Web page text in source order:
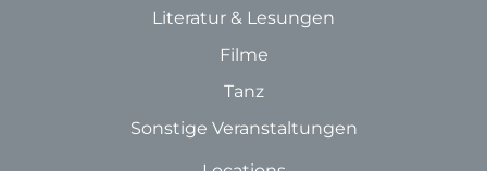
Literatur & Lesungen
Filme
Tanz
Sonstige Veranstaltungen